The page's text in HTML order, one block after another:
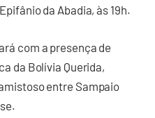
da Abadia, às 19h.
com a presença de
da Bolívia Querida,
entre Sampaio